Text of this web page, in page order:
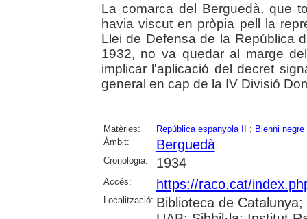
La comarca del Berguedà, que
havia viscut en pròpia pell la
Llei de Defensa de la República
1932, no va quedar al marge
implicar l'aplicació del decret
general en cap de la IV Divisió
Matèries: República espanyola II ; Bienni negre
Àmbit:
Berguedà
Cronologia: 1934
Accés: https://raco.cat/
Localització: Biblioteca de